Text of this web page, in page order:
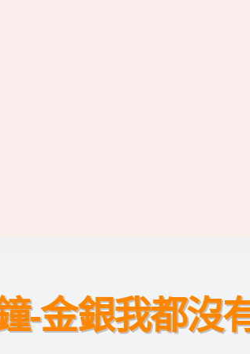
-金銀我都沒